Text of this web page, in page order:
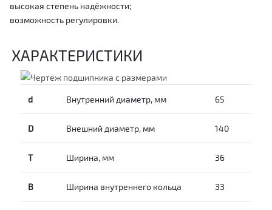
высокая степень надёжности;
возможность регулировки.
ХАРАКТЕРИСТИКИ
d Внутренний диаметр, мм 65
D Внешний диаметр, мм 140
T Ширина, мм 36
B Ширина внутреннего кольца 33